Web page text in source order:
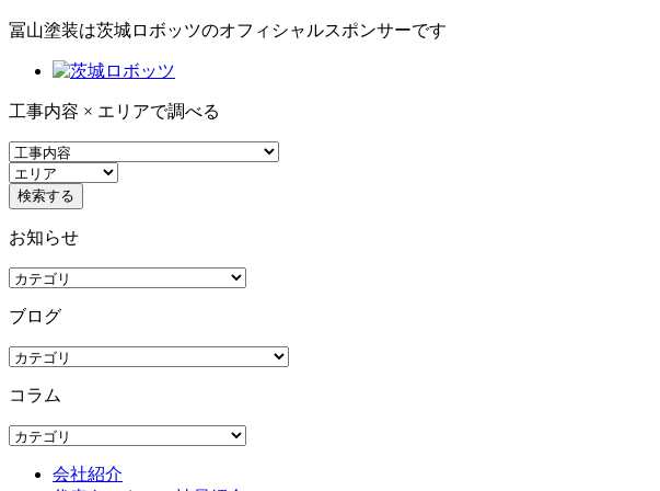
冨山塗装は茨城ロボッツのオフィシャルスポンサーです
工事内容 × エリアで調べる
お知らせ
ブログ
コラム
会社紹介